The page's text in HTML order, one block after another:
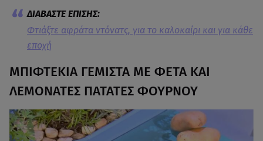
Φτιάξτε αφράτα ντόνατς, για το καλοκαίρι και για κάθε
εποχή
ΜΠΙΦΤΕΚΙΑ ΓΕΜΙΣΤΑ ΜΕ ΦΕΤΑ ΚΑΙ
ΛΕΜΟΝΑΤΕΣ ΠΑΤΑΤΕΣ ΦΟΥΡΝΟΥ